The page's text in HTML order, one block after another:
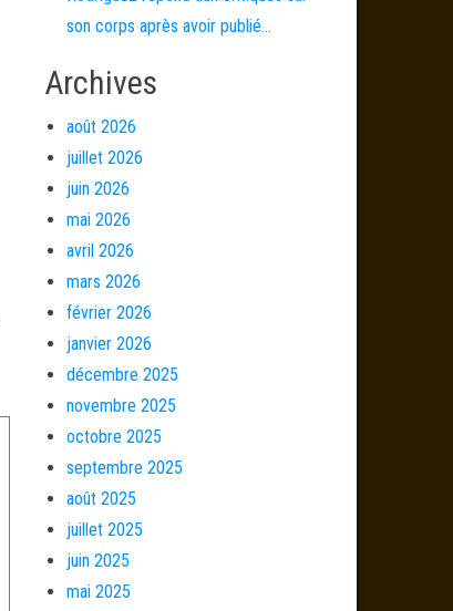
son corps après avoir publié…
Archives
août 2026
juillet 2026
juin 2026
mai 2026
avril 2026
mars 2026
février 2026
janvier 2026
décembre 2025
novembre 2025
octobre 2025
septembre 2025
août 2025
juillet 2025
juin 2025
mai 2025